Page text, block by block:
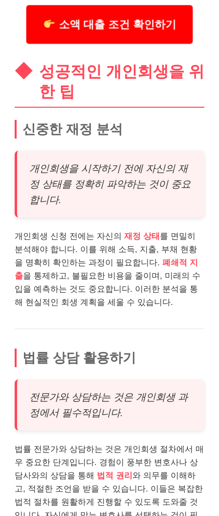
소액 대출 조건 확인하기
성공적인 개인회생을 위
한 팁
신중한 재정 분석
개인회생을 시작하기 전에 자신의 재
정 상태를 정확히 파악하는 것이 중요
합니다.
개인회생 신청 전에는 자신의 재정 상태 를 면밀히
분석해야 합니다. 이를 위해 소득, 지출, 부채 현황
을 명확히 확인하는 과정이 필요합니다. 폐쇄적 지
출을 통제하고, 불필요한 비용을 줄이며, 미래의 수
입을 예측하는 것도 중요합니다. 이러한 분석을 통
해 현실적인 회생 계획을 세울 수 있습니다.
법률 상담 활용하기
전문가와 상담하는 것은 개인회생 과
정에서 필수적입니다.
법률 전문가와 상담하는 것은 개인회생 절차에서 매
우 중요한 단계입니다. 경험이 풍부한 변호사나 상
담사와의 상담을 통해 법적 권리 와 의무를 이해하
고, 적절한 조언을 받을 수 있습니다. 이들은 복잡한
법적 절차를 원활하게 진행할 수 있도록 도와줄 것